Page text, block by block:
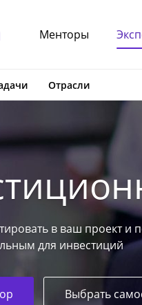
Менторы
Отрасли
в ваш проект и
для инвестиций
Выбрать